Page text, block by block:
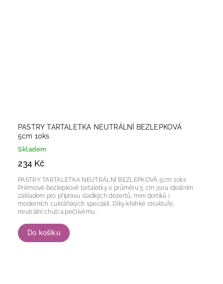
PASTRY TARTALETKA NEUTRÁLNÍ BEZLEPKOVÁ
5cm 10ks
Skladem
234 Kč
Do košíku
PASTRY TARTALETKA NEUTRÁLNÍ BEZLEPKOVÁ 5cm 10ks
Prémiové bezlepkové tartaletky o průměru 5 cm jsou ideálním
základem pro přípravu sladkých dezertů, mini dortíků i
moderních cukrářských specialit. Díky křehké struktuře,
neutrální chuti a pečlivému...